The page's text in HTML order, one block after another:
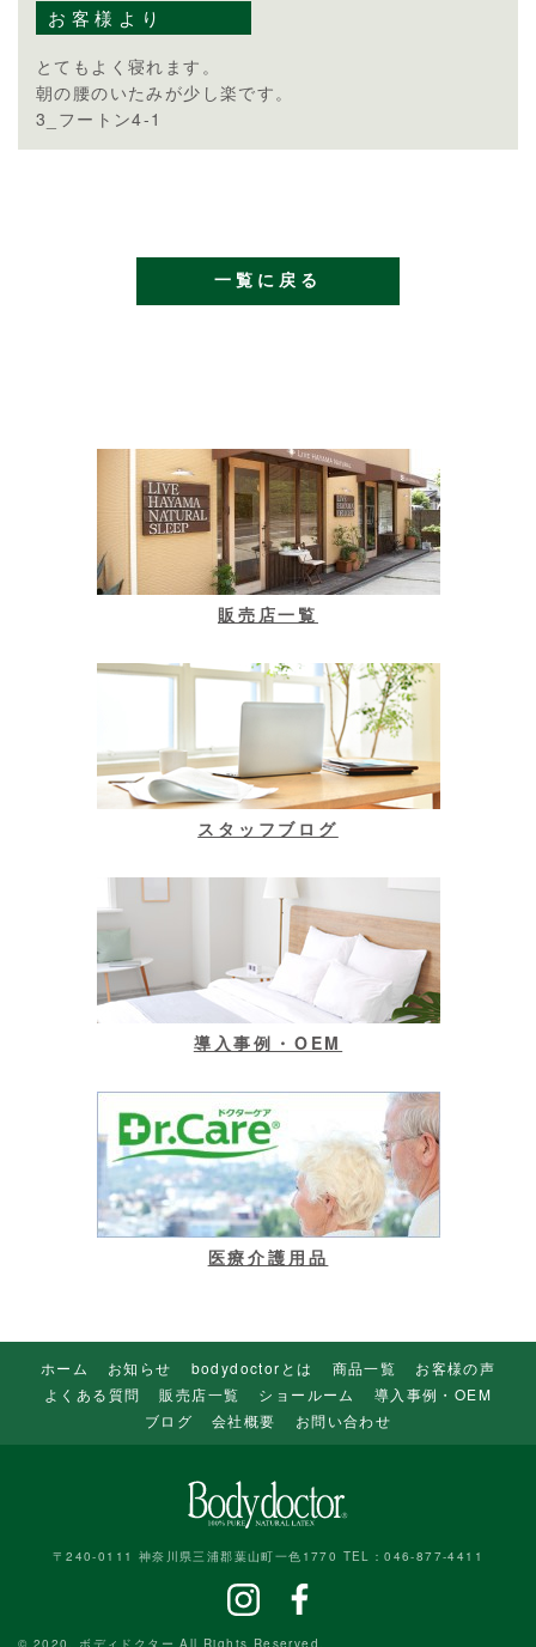
お客様より
とてもよく寝れます。
朝の腰のいたみが少し楽です。
3_フートン4-1
一覧に戻る
販売店一覧
スタッフブログ
導入事例・OEM
医療介護用品
ホーム お知らせ bodydoctorとは 商品一覧
お客様の声
よくある質問
販売店一覧 ショールーム
導入事例・OEM
ブログ
会社概要 お問い合わせ
〒240-0111 神奈川県三浦郡葉山町一色1770 TEL：046-877-4411
© 2020. ボディドクター All Rights Reserved.